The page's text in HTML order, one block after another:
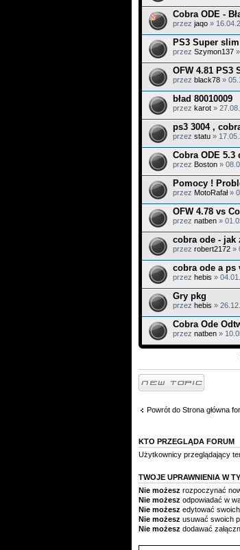
Cobra ODE -
przez jaqo »
PS3 Super
przez Szymon137
OFW 4.81 PS3
przez black78 »
bład 80010009
przez karot »
ps3 3004 ,
przez statu »
Cobra ODE 5.3
przez Boston »
Pomocy !
przez MotoRafał»
OFW 4.78 vs
przez natben »
cobra ode - jak
przez robert2172 »
cobra ode a ps
przez hebis »
Gry pkg
przez hebis »
Cobra Ode
przez natben »
Napisz wątek
Powrót do Strona główna
KTO PRZEGLĄDA FORUM
Użytkownicy przeglądający
TWOJE UPRAWNIENIA W
Nie możesz rozpoczynać
Nie możesz odpowiadać w
Nie możesz edytować
Nie możesz usuwać swoich
Nie możesz dodawać